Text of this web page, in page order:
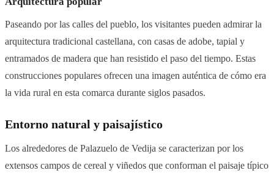
Paseando por las calles del pueblo, los visitantes pueden admirar la
arquitectura tradicional castellana, con casas de adobe, tapial y
entramados de madera que han resistido el paso del tiempo. Estas
construcciones populares ofrecen una imagen auténtica de cómo era
la vida rural en esta comarca durante siglos pasados.
Entorno natural y paisajístico
Los alrededores de Palazuelo de Vedija se caracterizan por los
extensos campos de cereal y viñedos que conforman el paisaje típico